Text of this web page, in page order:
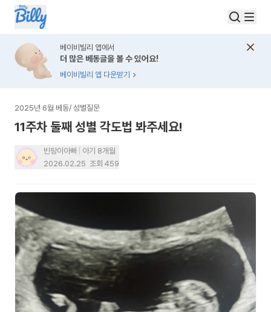
베이비빌리 앱에서
더 많은 베동글을 볼 수 있어요!
베이비빌리 앱 다운받기
2025년 6월 베동/ 성별질문
11주차 둘째 성별 각도법 봐주세요!
빈땅이아빠
아기 8개월
2026.02.25 조회 459